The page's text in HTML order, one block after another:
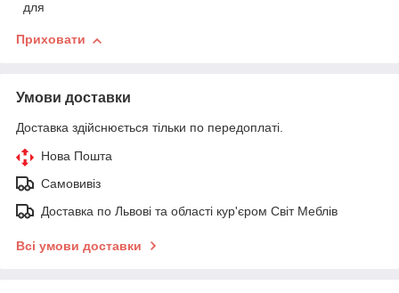
для
Приховати
Умови доставки
Доставка здійснюється тільки по передоплаті.
Нова Пошта
Самовивіз
Доставка по Львові та області кур'єром Світ Меблів
Всі умови доставки